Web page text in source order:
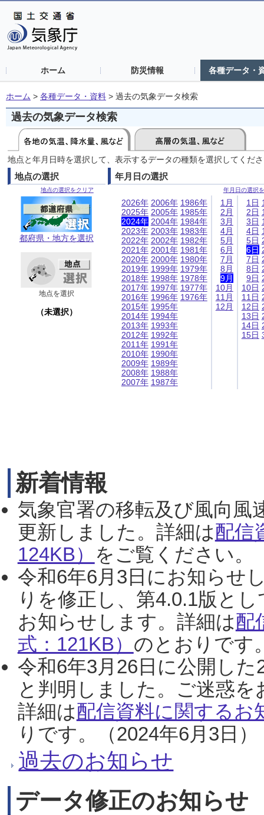
ホーム 防災情報 各種データ・
ホーム > 各種データ・資料 > 過去の気象データ検索
過去の気象データ検索
地点と年月日時を選択して、表示するデータの種類を選択してくだ
地点の選択
地点の選択をクリア
都府県・地方を選択
地点を選択
（未選択）
年月日の選択
年月日の選択
2026年
2025年
2024年
2023年
2022年
2021年
2020年
2019年
2018年
2017年
2016年
2015年
2014年
2013年
2012年
2011年
2010年
2009年
2008年
2007年
2006年
2005年
2004年
2003年
2002年
2001年
2000年
1999年
1998年
1997年
1996年
1995年
1994年
1993年
1992年
1991年
1990年
1989年
1988年
1987年
1986年
1985年
1984年
1983年
1982年
1981年
1980年
1979年
1978年
1977年
1976年
1月
2月
3月
4月
5月
6月
7月
8月
9月
10月
11月
12月
1日
2日
3日
4日
5日
6日
7日
8日
9日
10日
11日
12日
13日
14日
15日
新着情報
気象官署の移転及び風向風
更新しました。詳細は配信
124KB） をご覧ください。
令和6年6月3日にお知らせ
りを修正し、第4.0.1版と
お知らせします。詳細は配
式：121KB） のとおりです
令和6年3月26日に公開し
と判明しました。ご迷惑
詳細は配信資料に関するお
りです。（2024年6月3日）
過去のお知らせ
データ修正のお知らせ